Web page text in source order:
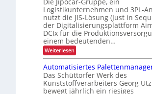
r
i
e
b
l
i
c
h
e
n
j
e
k
t
i
o
n
r
h
ä
l
t
l
c
h
u
r
z
f
r
i
s
t
i
g
e
i
e
n
t
e
E
-
Z
i
g
n
e
l
l
e
r
e
P
r
o
z
e
s
Logistikunternehmen und 3PL-
nutzt die JIS-Lösung (Just in
der Digitalisierungsplattform
DCIx für die
einem bedeutenden…
Weiterlesen:
S
e
q
u
e
n
Automatisiertes
Das Schüttorfer Werk des
Kunststoffverarbeiters Georg Utz
bewegt jährlich ein riesiges